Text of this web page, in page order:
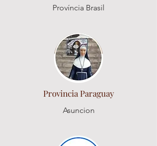
Província Brasil
Provincia Paraguay
Asuncion